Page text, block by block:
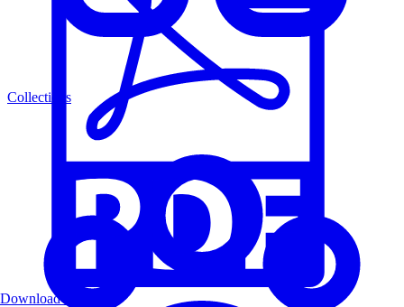
Collections
Download PDF